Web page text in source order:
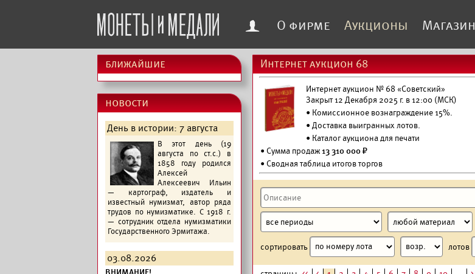
f О фирме Аукционы Магазин
ближайшие
новости
День в истории: 7 августа
В этот день (19
августа по ст.с.) в
1858 году родился
Алексей
Алексеевич Ильин
— картограф, издатель и
известный нумизмат, автор ряда
трудов по нумизматике. С 1918 г.
— сотрудник отдела нумизматики
Государственного Эрмитажа.
03.08.2026
Интернет аукцион 68
Интернет аукцион № 68 «Советский»
Закрыт 12 Декабря 2025 г. в 12:00 (МСК)
• Комиссионное вознаграждение 15%.
•Доставка выигранных лотов.
• Каталог аукциона для печати
• Сумма продаж13 310 000 ₽
• Сводная таблица итогов торгов
сортировать лотов